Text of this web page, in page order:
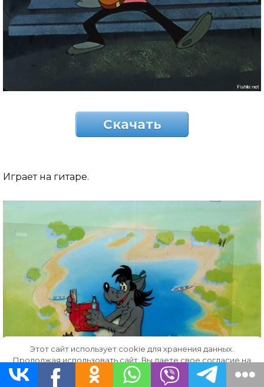
Скачать
Играет на гитаре.
Этот сайт использует cookie для хранения данных.
Продолжая использовать сайт, Вы даете свое согласие на
работу с этими файлами.
OK